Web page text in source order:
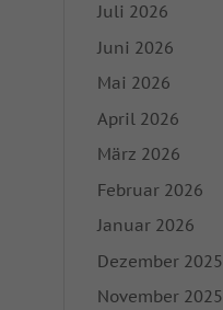
Juli 2026
Juni 2026
Mai 2026
April 2026
März 2026
Februar 2026
Januar 2026
Dezember 2025
November 2025